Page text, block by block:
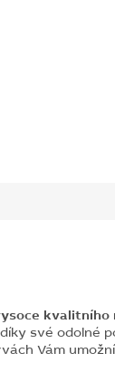
kvalitního
své odolné
Vám